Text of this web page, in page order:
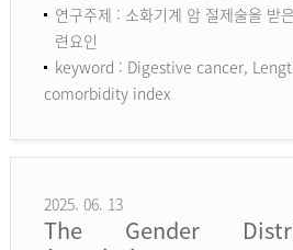
연구주제 : 소화기계 암 절제술을 받
련요인
keyword : Digestive cancer,
comorbidity index
2025. 06. 13
The Gender